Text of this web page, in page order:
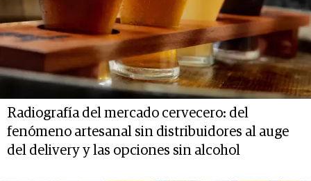
Radiografía del mercado cervecero: del
fenómeno artesanal sin distribuidores al auge
del delivery y las opciones sin alcohol